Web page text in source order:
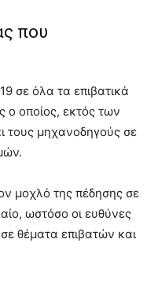
που
σε όλα τα επιβατικά
ο οποίος, εκτός των
τους μηχανοδηγούς σε
μοχλό της πέδησης σε
ωστόσο οι ευθύνες
θέματα επιβατών και